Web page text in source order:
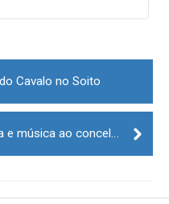
Cavalo no Soito
Festival Côa Culto traz cinema e música ao concelho de Vila Nova de Foz Côa